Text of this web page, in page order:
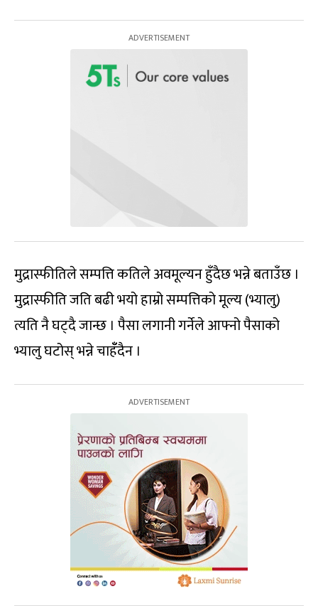
मुद्रास्फीतिले सम्पत्ति कतिले अवमूल्यन हुँदैछ भन्ने बताउँछ ।
मुद्रास्फीति जति बढी भयो हाम्रो सम्पत्तिको मूल्य (भ्यालु)
त्यति नै घट्दै जान्छ । पैसा लगानी गर्नेले आफ्नो पैसाको
भ्यालु घटोस् भन्ने चाहँँदैन ।